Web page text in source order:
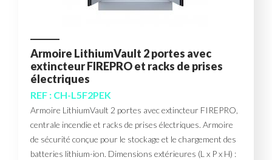
Armoire LithiumVault 2 portes avec
extincteur FIREPRO et racks de prises
électriques
REF : CH-L5F2PEK
Armoire LithiumVault 2 portes avec extincteur FIREPRO,
centrale incendie et racks de prises électriques. Armoire
de sécurité conçue pour le stockage et le chargement des
batteries lithium-ion. Dimensions extérieures (L x P x H) :